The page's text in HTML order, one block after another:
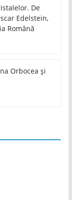
De
Edelstein,
Română
Orbocea și